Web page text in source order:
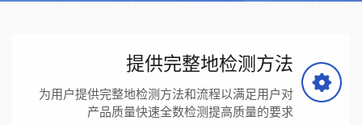
提供完整地检测方法
为用户提供完整地检测方法和流程以满足用户对
产品质量快速全数检测提高质量的要求